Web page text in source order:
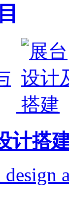
计搭